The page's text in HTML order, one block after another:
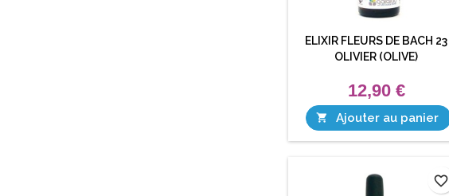
ELIXIR FLEURS DE BACH 23
OLIVIER (OLIVE)
12,90 €
 Ajouter au panier
favorite_border